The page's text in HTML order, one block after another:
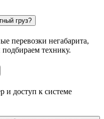
груз?
перевозки негабарита,
технику.
и доступ к системе